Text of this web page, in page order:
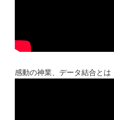
感動の神業、データ結合とは